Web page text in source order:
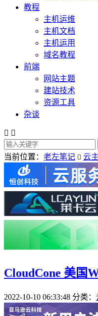
教程
主机运维
主机文档
主机运用
域名教程
前端
网站主题
建站技术
资源工具
杂谈
 
当前位置： 老左笔记  云
CloudCone 美国
2022-10-10 06:33:48 分类：